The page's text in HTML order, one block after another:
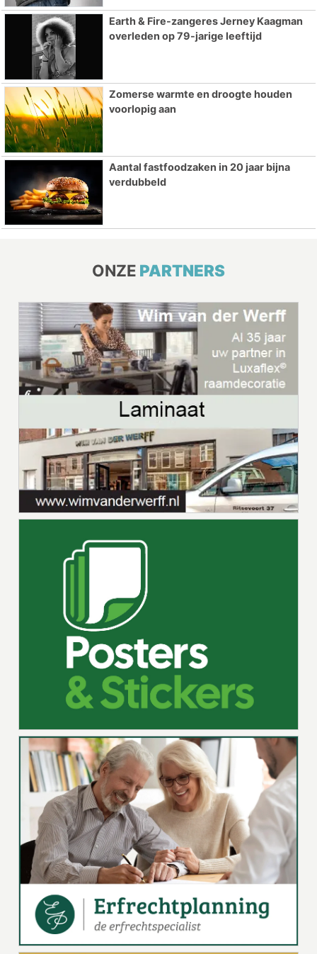
Earth & Fire-zangeres Jerney Kaagman
overleden op 79-jarige leeftijd
Zomerse warmte en droogte houden
voorlopig aan
Aantal fastfoodzaken in 20 jaar bijna
verdubbeld
ONZE PARTNERS